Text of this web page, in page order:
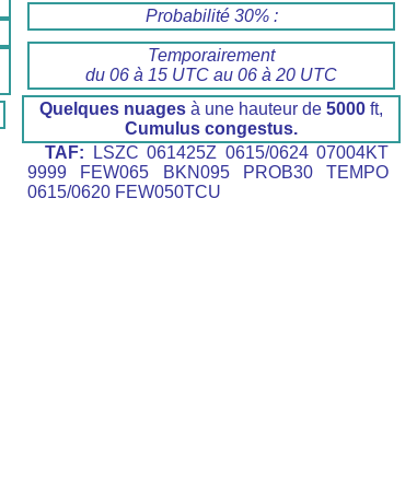
Probabilité 30% :
Temporairement
du 06 à 15 UTC au 06 à 20 UTC
Quelques nuages à une hauteur de 5000 ft,
Cumulus congestus.
TAF: LSZC 061425Z 0615/0624 07004KT
9999 FEW065 BKN095 PROB30 TEMPO
0615/0620 FEW050TCU